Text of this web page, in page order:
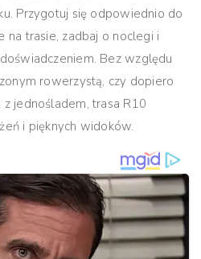
Przygotuj się odpowiednio do
na trasie, zadbaj o noclegi i
Bez względu
rowerzystą, czy dopiero
jednośladem, trasa R10
i pięknych widoków.